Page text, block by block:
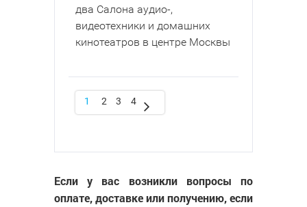
два Салона аудио-,
видеотехники и домашних
кинотеатров в центре Москвы
1 2 3 4
Если у вас возникли вопросы по
оплате, доставке или получению, если